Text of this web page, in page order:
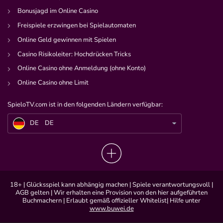
Bonusjagd im Online Casino
Freispiele erzwingen bei Spielautomaten
Online Geld gewinnen mit Spielen
Casino Risikoleiter: Hochdrücken Tricks
Online Casino ohne Anmeldung (ohne Konto)
Online Casino ohne Limit
SpieloTV.com ist in den folgenden Ländern verfügbar:
Olympische Winterspiele 2026
DE
DE
18+ | Glücksspiel kann abhängig machen | Spiele verantwortungsvoll |
AGB gelten | Wir erhalten eine Provision von den hier aufgeführten
Buchmachern | Erlaubt gemäß offizieller Whitelist| Hilfe unter
www.buwei.de